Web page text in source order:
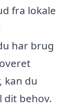
fra lokale
har brug
kan du
dit behov.